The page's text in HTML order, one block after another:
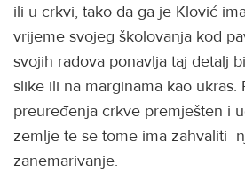
ili u crkvi, tako da ga je Klović
vrijeme svojeg školovanja kod
svojih radova ponavlja taj detalj
slike ili na marginama kao ukras.
preuređenja crkve premješten i
zemlje te se tome ima zahvaliti
zanemarivanje.